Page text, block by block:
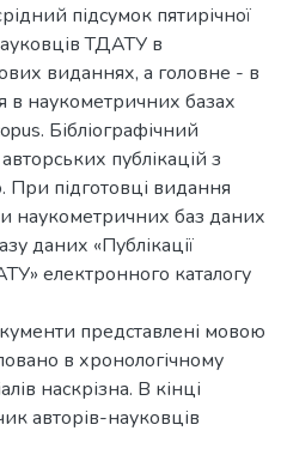
підсумок пятирічної
ТДАТУ в
виданнях, а головне - в
в наукометричних базах
Бібліографічний
публікацій з
підготовці видання
наукометричних баз даних
даних «Публікації
електронного каталогу
представлені мовою
в хронологічному
наскрізна. В кінці
авторів-науковців